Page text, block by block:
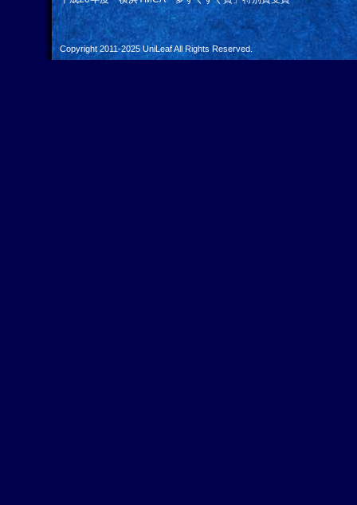
Copyright 2011-2025 UniLeafAll Rights Reserved.